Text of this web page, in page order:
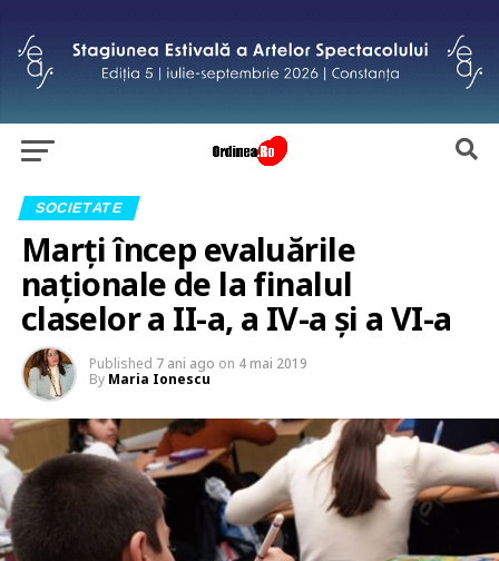
SOCIETATE
Marți încep evaluările
naționale de la finalul
claselor a II-a, a IV-a și a VI-a
Published 7 ani ago on 4 mai 2019
By Maria Ionescu